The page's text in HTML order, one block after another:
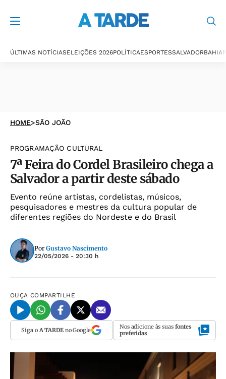
ÚLTIMAS NOTÍCIASELEIÇÕES 2026POLÍTICAESPORTESSALVADORBAHIA
HOME>SÃO JOÃO
PROGRAMAÇÃO CULTURAL
7ª Feira do Cordel Brasileiro chega a
Salvador a partir deste sábado
Evento reúne artistas, cordelistas, músicos,
pesquisadores e mestres da cultura popular de
diferentes regiões do Nordeste e do Brasil
Por Gustavo Nascimento
22/05/2026 - 20:30 h
OUÇA COMPARTILHE
Siga o A TARDEno Google Nos adicione às suas fontes
preferidas